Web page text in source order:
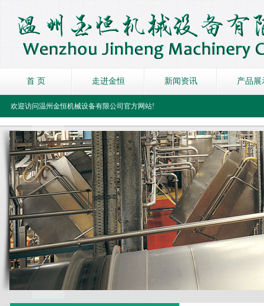
首 页 走进金恒 新闻资讯 产品展
欢迎访问温州金恒机械设备有限公司官方网站!